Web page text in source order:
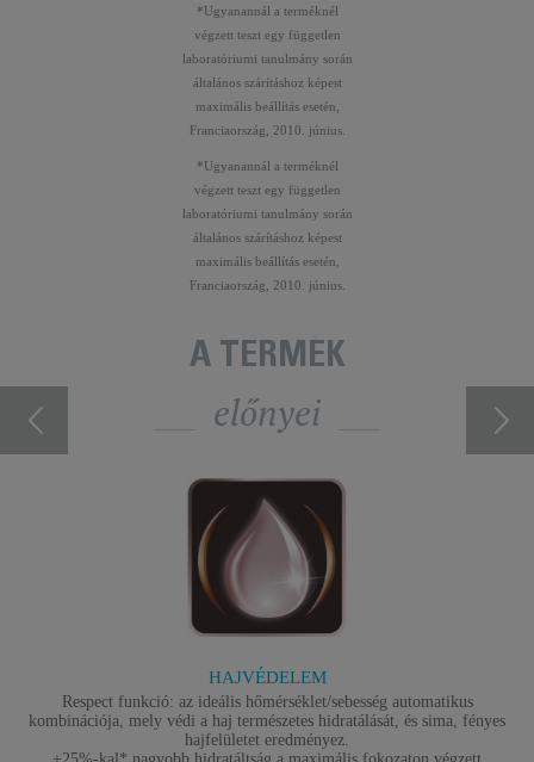
*Ugyanannál a terméknél
végzett teszt egy független
laboratóriumi tanulmány során
általános szárításhoz képest
maximális beállítás esetén,
Franciaország, 2010. június.
*Ugyanannál a terméknél
végzett teszt egy független
laboratóriumi tanulmány során
általános szárításhoz képest
maximális beállítás esetén,
Franciaország, 2010. június.
A TERMÉK
előnyei
HAJVÉDELEM
Respect funkció: az ideális hőmérséklet/sebesség automatikus
kombinációja, mely védi a haj természetes hidratálását, és sima, fényes
hajfelületet eredményez.